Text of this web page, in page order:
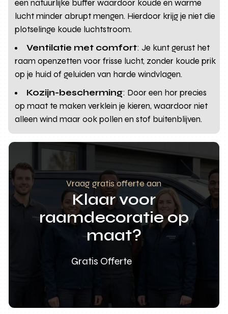
een natuurlijke buffer waardoor koude en warme
lucht minder abrupt mengen. Hierdoor krijg je niet die
plotselinge koude luchtstroom.
Ventilatie met comfort: Je kunt gerust het
raam openzetten voor frisse lucht, zonder koude prik
op je huid of geluiden van harde windvlagen.
Kozijn-bescherming: Door een hor precies
op maat te maken verklein je kieren, waardoor niet
alleen wind maar ook pollen en stof buitenblijven.
Vraag gratis offerte aan
Klaar voor
raamdecoratie op
maat?
Gratis Offerte